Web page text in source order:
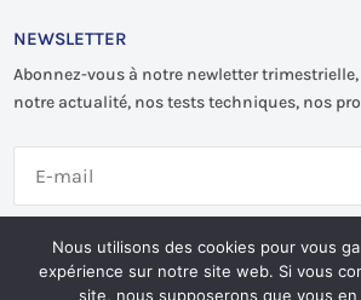
NEWSLETTER
Abonnez-vous à notre newletter
notre actualité, nos tests techniques, nos
S'abonner
Nous utilisons des cookies pour vous
expérience sur notre site web. Si vous
site, nous supposerons que vous